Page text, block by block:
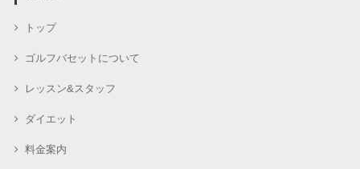
トップ
ゴルフバセットについて
レッスン&スタッフ
ダイエット
料金案内